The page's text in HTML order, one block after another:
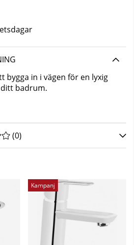
bygga in i vägen för en lyxig
badrum.
0 AV 5 ANTAL BETYG 0
(0)
Kampanj